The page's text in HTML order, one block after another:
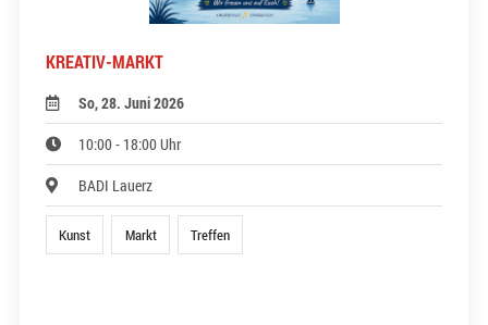
KREATIV-MARKT
So, 28. Juni 2026
10:00 - 18:00 Uhr
BADI Lauerz
Kunst Markt Treffen